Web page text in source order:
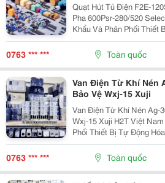
Quạt Hút Tủ Điện F2E-
Pha 600Psr-280/520 Selec H2T Việt Nam Chuyên Nhập
Khẩu Và Phân Phối Thiết
Thông Tin Liên Hệ: Dt/
0763 *** *** Toàn quốc
Van Điện Từ Khí Nén
Bảo Vệ Wxj-15 Xuji
Van Điện Từ Khí Nén Ag-
Wxj-15 Xuji H2T Việt Nam Chuyên Nhập Khẩu Và Phân
Phối Thiết Bị Tự Động Hóa Tại Việt
Hệ: Dt/Zalo:0763836381 Email:
0763 *** *** Toàn quốc